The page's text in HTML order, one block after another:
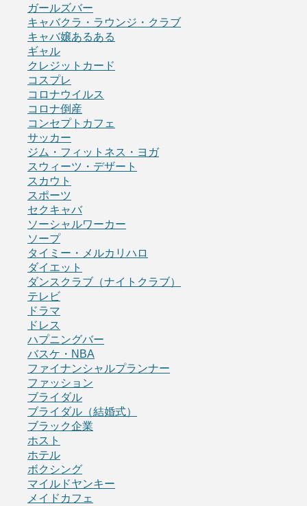
ガールズバー
キャバクラ・ラウンジ・クラブ
キャバ嬢あるある
ギャル
クレジットカード
コスプレ
コロナウイルス
コロナ倒産
コンセプトカフェ
サッカー
ジム・フィットネス・ヨガ
スウィーツ・デザート
スカウト
スポーツ
セクキャバ
ソーシャルワーカー
ソープ
タイミー・メルカリハロ
ダイエット
ダンスクラブ（ナイトクラブ）
テレビ
ドラマ
ドレス
ハプニングバー
バスケ・NBA
ファイナンシャルプランナー
ファッション
ブライダル
ブライダル（結婚式）
ブラック企業
ホスト
ホテル
ボクシング
マイルドヤンキー
メイドカフェ